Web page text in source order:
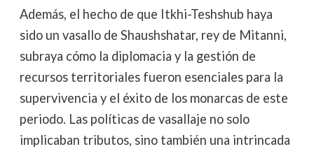
Además, el hecho de que Itkhi-Teshshub haya
sido un vasallo de Shaushshatar, rey de Mitanni,
subraya cómo la diplomacia y la gestión de
recursos territoriales fueron esenciales para la
supervivencia y el éxito de los monarcas de este
periodo. Las políticas de vasallaje no solo
implicaban tributos, sino también una intrincada